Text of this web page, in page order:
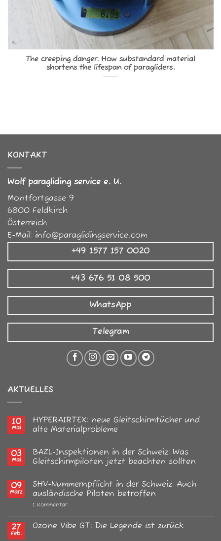
The creeping danger: How substandard material
shortens the lifespan of paragliders.
KONTAKT
Wolf paragliding service e. U.
Montfortgasse 9
6800 Feldkirch
Österreich
E-Mail: info@paraglidingservice.com
+49 1577 157 0020
+43 676 51 08 500
WhatsApp
Telegram
AKTUELLES
10
Mai
HYPERAIRTEX: neue Gleitschirmtücher und
alte Materialprobleme
zu
HYPERAIRTEX:
neue
alte
Materialprobleme
03
Mai
BAZL-Inspektionen in der Schweiz: Was
Gleitschirmpiloten jetzt beachten sollten
zu
BAZL-
Inspektionen
in
Was
Gleitschirmpiloten
09
März
SHV-Nummernpflicht in der Schweiz: Auch
ausländische Piloten betroffen
1 Kommentarzu
in
der
27
Feb.
Ozone Vibe GT: Die Legende ist zurück